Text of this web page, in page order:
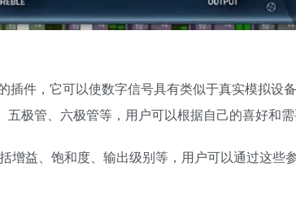
插件，它可以使数字信号具有类似于真实模拟设
极管、六极管等，用户可以根据自己的喜好和需
增益、饱和度、输出级别等，用户可以通过这些